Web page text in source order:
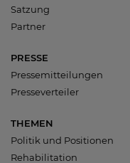
Satzung
Partner
PRESSE
Pressemitteilungen
Presseverteiler
THEMEN
Politik und Positionen
Rehabilitation